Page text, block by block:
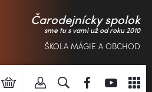
Čarodejnícky spolok
sme tu s vami už od roku 2010
ŠKOLA MÁGIE A OBCHOD